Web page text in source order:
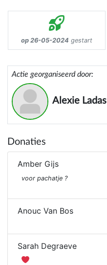
op 26-05-2024 gestart
Actie georganiseerd door:
Alexie Ladas
Donaties
Amber Gijs
voor pachatje ?
Anouc Van Bos
Sarah Degraeve